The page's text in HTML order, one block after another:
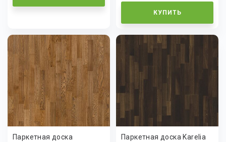
КУПИТЬ
Паркетная доска
Паркетная доска Karelia